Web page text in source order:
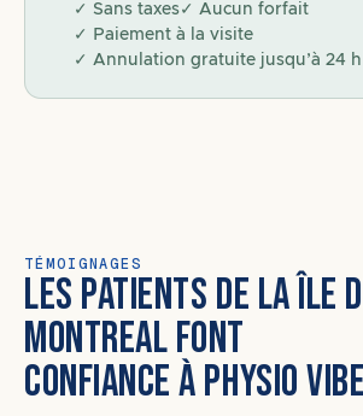
✓ Sans taxes✓ Aucun forfait
✓ Paiement à la visite
✓ Annulation gratuite jusqu’à 24 h
TÉMOIGNAGES
LES PATIENTS DE LA ÎLE
MONTREAL FONT
CONFIANCE À PHYSIO VIBE